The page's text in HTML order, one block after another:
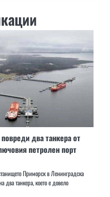
два танкера от
петролен порт
Приморск в Ленинградска
два танкера, което е довело